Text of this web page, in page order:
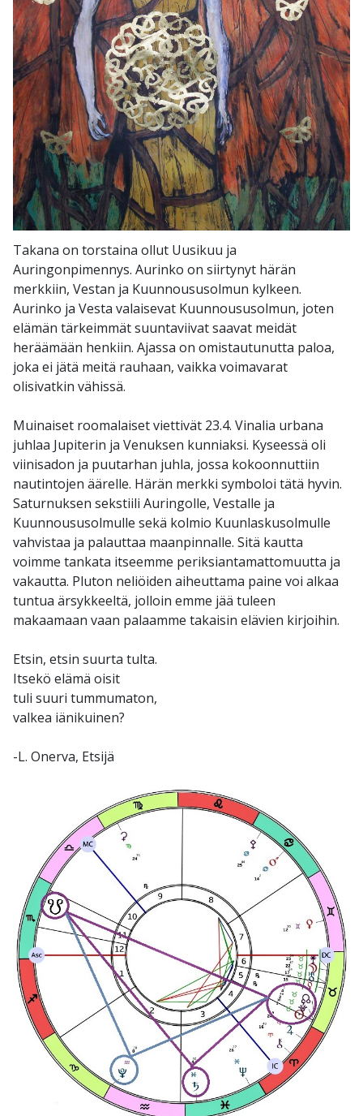
Takana on torstaina ollut Uusikuu ja
Auringonpimennys. Aurinko on siirtynyt härän
merkkiin, Vestan ja Kuunnoususolmun kylkeen.
Aurinko ja Vesta valaisevat Kuunnoususolmun, joten
elämän tärkeimmät suuntaviivat saavat meidät
heräämään henkiin. Ajassa on omistautunutta paloa,
joka ei jätä meitä rauhaan, vaikka voimavarat
olisivatkin vähissä.
Muinaiset roomalaiset viettivät 23.4. Vinalia urbana
juhlaa Jupiterin ja Venuksen kunniaksi. Kyseessä oli
viinisadon ja puutarhan juhla, jossa kokoonnuttiin
nautintojen äärelle. Härän merkki symboloi tätä hyvin.
Saturnuksen sekstiili Auringolle, Vestalle ja
Kuunnoususolmulle sekä kolmio Kuunlaskusolmulle
vahvistaa ja palauttaa maanpinnalle. Sitä kautta
voimme tankata itseemme periksiantamattomuutta ja
vakautta. Pluton neliöiden aiheuttama paine voi alkaa
tuntua ärsykkeeltä, jolloin emme jää tuleen
makaamaan vaan palaamme takaisin elävien kirjoihin.
Etsin, etsin suurta tulta.
Itsekö elämä oisit
tuli suuri tummumaton,
valkea iänikuinen?
-L. Onerva, Etsijä